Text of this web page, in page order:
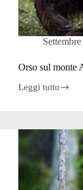
Orso sul monte
Leggi tutto
Orso